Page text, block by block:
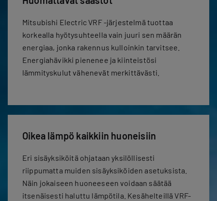
Mitsubishi Electric VRF -järjestelmä tuottaa
korkealla hyötysuhteella vain juuri sen määrän
energiaa, jonka rakennus kulloinkin tarvitsee.
Energiahävikki pienenee ja kiinteistösi
lämmityskulut vähenevät merkittävästi.
Oikea lämpö kaikkiin huoneisiin
Eri sisäyksiköitä ohjataan yksilöllisesti
riippumatta muiden sisäyksiköiden asetuksista.
Näin jokaiseen huoneeseen voidaan säätää
itsenäisesti haluttu lämpötila. Kesähelteillä VRF-